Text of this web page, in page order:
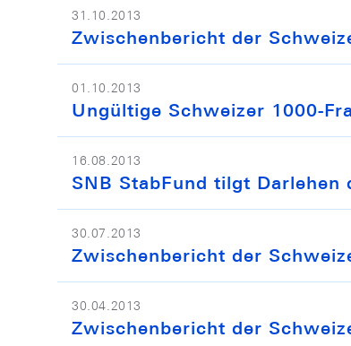
31.10.2013
Zwischenbericht der
01.10.2013
Ungültige Schweizer 1000-
16.08.2013
SNB StabFund tilgt
30.07.2013
Zwischenbericht der
30.04.2013
Zwischenbericht der